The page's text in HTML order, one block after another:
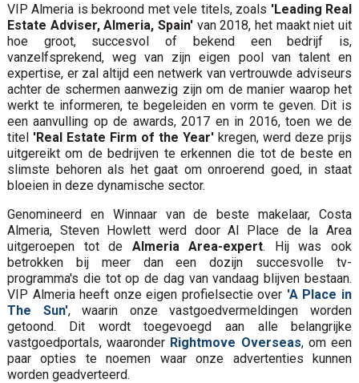
VIP Almeria is bekroond met vele titels, zoals 'Leading Real
Estate Adviser, Almeria, Spain'van 2018, het maakt niet uit
hoe groot, succesvol of bekend een bedrijf is,
vanzelfsprekend, weg van zijn eigen pool van talent en
expertise, er zal altijd een netwerk van vertrouwde adviseurs
achter de schermen aanwezig zijn om de manier waarop het
werkt te informeren, te begeleiden en vorm te geven. Dit is
een aanvulling op de awards, 2017 en in 2016, toen we de
titel 'Real Estate Firm of the Year' kregen, werd deze prijs
uitgereikt om de bedrijven te erkennen die tot de beste en
slimste behoren als het gaat om onroerend goed, in staat
bloeien in deze dynamische sector.
Genomineerd en Winnaar van de beste makelaar, Costa
Almeria, Steven Howlett werd door Al Place de la Area
uitgeroepen tot de Almeria Area-expert. Hij was ook
betrokken bij meer dan een dozijn succesvolle tv-
programma's die tot op de dag van vandaag blijven bestaan.
VIP Almeria heeft onze eigen profielsectie over 'A Place in
The Sun', waarin onze vastgoedvermeldingen worden
getoond. Dit wordt toegevoegd aan alle belangrijke
vastgoedportals, waaronder Rightmove Overseas, om een
paar opties te noemen waar onze advertenties kunnen
worden geadverteerd.